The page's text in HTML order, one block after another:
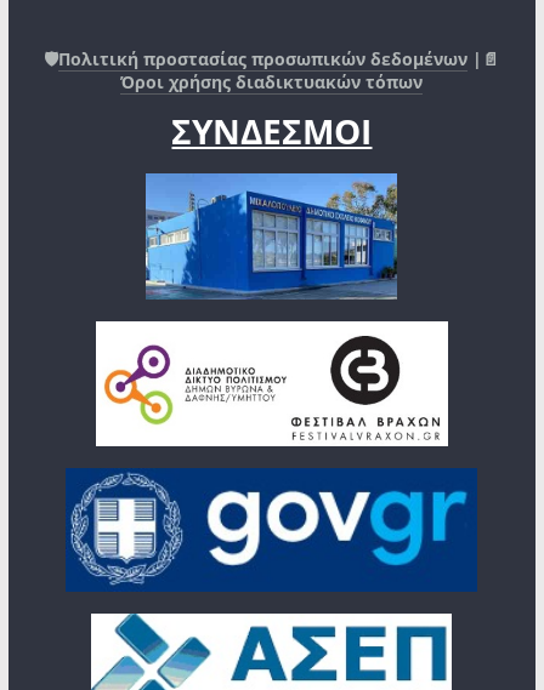
🛡️Πολιτική προστασίας προσωπικών δεδομένων |📄
Όροι χρήσης διαδικτυακών τόπων
ΣΥΝΔΕΣΜΟΙ